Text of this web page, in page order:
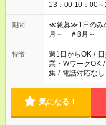
13：00 10：00
シフト例：8時間
22：00～翌6：
期間
≪急募≫1日のみ
月～ ＃8月～
特徴 週1日からOK /
業・WワークOK /
集 / 電話対応なし
気になる！